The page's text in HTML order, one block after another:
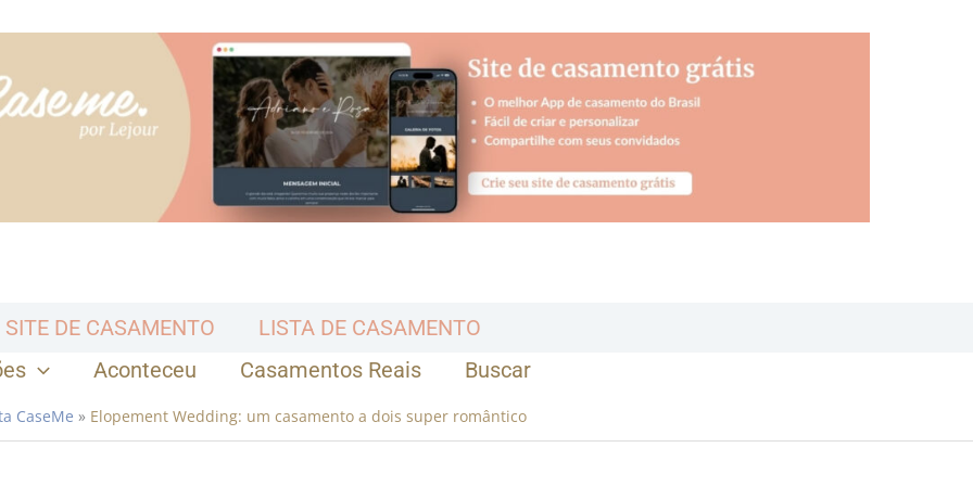
SITE DE CASAMENTO
LISTA DE CASAMENTO
Aconteceu Casamentos Reais Buscar
CaseMe » Elopement Wedding: um casamento a dois super romântico